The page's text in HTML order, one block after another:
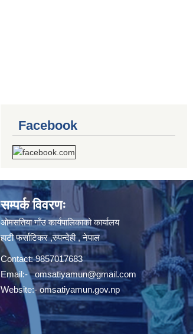
Facebook
सम्पर्क विवरणः
ओमसतिया गाँउ कार्यपालिकाको कार्यालय
हाटी फर्साटिकर ,रुपन्देही , नेपाल
Contact: 9857017683
Email:-omsatiyamun@gmail.com
Website:- omsatiyamun.gov.np